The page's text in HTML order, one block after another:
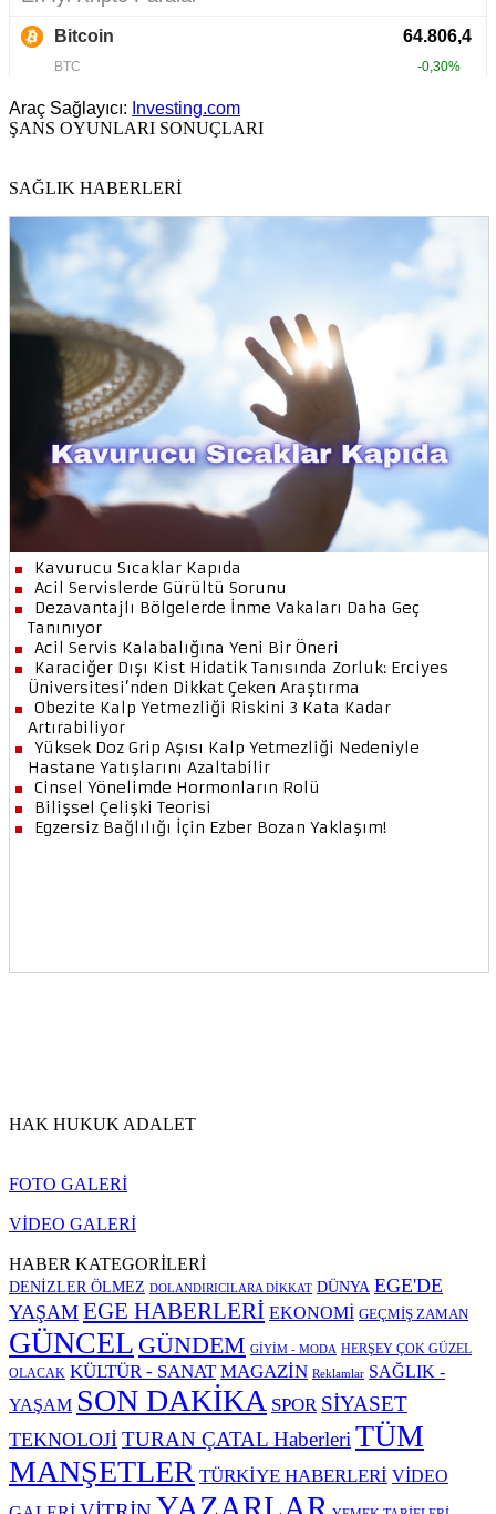
Araç Sağlayıcı: Investing.com
ŞANS OYUNLARI SONUÇLARI
SAĞLIK HABERLERİ
HAK HUKUK ADALET
FOTO GALERİ
VİDEO GALERİ
HABER KATEGORİLERİ
DENİZLER ÖLMEZ DOLANDIRICILARA DİKKAT DÜNYA EGE'DE
YAŞAM EGE HABERLERİ EKONOMİ GEÇMİŞ ZAMAN
GÜNCEL GÜNDEM GİYİM - MODA HERŞEY ÇOK GÜZEL
OLACAK KÜLTÜR - SANAT MAGAZİN Reklamlar SAĞLIK -
YAŞAM SON DAKİKA SPOR SİYASET
TEKNOLOJİ TURAN ÇATAL HaberleriTÜM
MANŞETLER TÜRKİYE HABERLERİ VİDEO